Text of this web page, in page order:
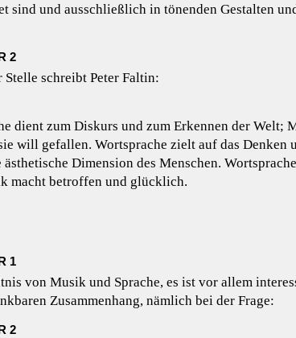
sind und ausschließlich in tönenden Gestalten
2
Stelle schreibt Peter Faltin:
dient zum Diskurs und zum Erkennen der Welt;
will gefallen. Wortsprache zielt auf das Denken
Dimension des Menschen.
macht betroffen und glücklich.
1
von Musik und Sprache, es ist vor allem
Zusammenhang, nämlich bei der Frage:
2